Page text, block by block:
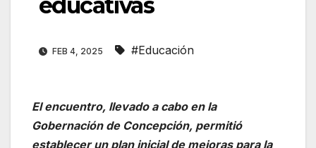
educativas
FEB 4, 2025 #Educación
El encuentro, llevado a cabo en la
Gobernación de Concepción, permitió
establecer un plan inicial de mejoras para la